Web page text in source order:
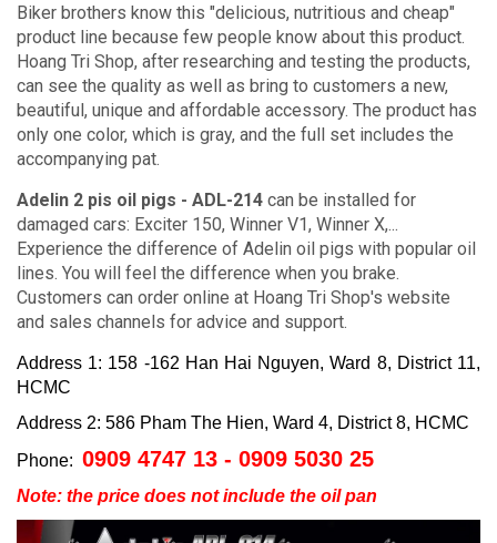
Biker brothers know this "delicious, nutritious and cheap"
product line because few people know about this product.
Hoang Tri Shop, after researching and testing the products,
can see the quality as well as bring to customers a new,
beautiful, unique and affordable accessory. The product has
only one color, which is gray, and the full set includes the
accompanying pat.
Adelin 2 pis oil pigs - ADL-214 can be installed for
damaged cars: Exciter 150, Winner V1, Winner X,...
Experience the difference of Adelin oil pigs with popular oil
lines. You will feel the difference when you brake.
Customers can order online at Hoang Tri Shop's website
and sales channels for advice and support.
Address 1: 158 -162 Han Hai Nguyen, Ward 8, District 11,
HCMC
Address 2: 586 Pham The Hien, Ward 4, District 8, HCMC
Phone: 0909 4747 13 - 0909 5030 25
Note: the price does not include the oil pan